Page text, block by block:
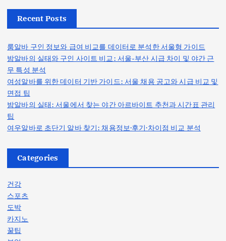
매
김
Recent Posts
룸알바 구인 정보와 급여 비교를 데이터로 분석한 서울형 가이드
밤알바의 실태와 구인 사이트 비교: 서울-부산 시급 차이 및 야간 근
무 특성 분석
여성알바를 위한 데이터 기반 가이드: 서울 채용 공고와 시급 비교 및
면접 팁
밤알바의 실태: 서울에서 찾는 야간 아르바이트 추천과 시간표 관리
팁
여우알바로 초단기 알바 찾기: 채용정보·후기·차이점 비교 분석
Categories
건강
스포츠
도박
카지노
꿀팁